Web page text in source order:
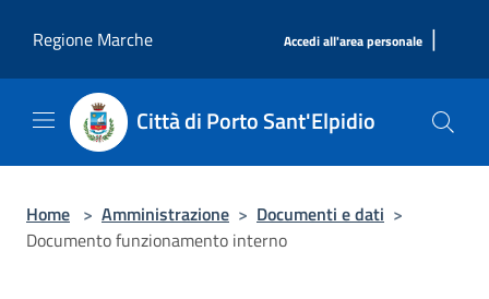
Regione Marche
Accedi all'area personale |
Città di Porto Sant'Elpidio
Home > Amministrazione > Documenti e dati >
Documento funzionamento interno